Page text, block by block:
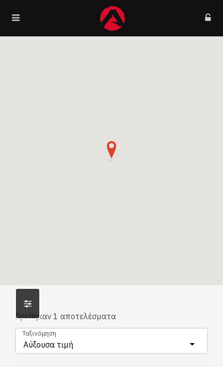
Βρέθηκαν 1 αποτελέσματα
Αύξουσα τιμή
Ταξινόμηση